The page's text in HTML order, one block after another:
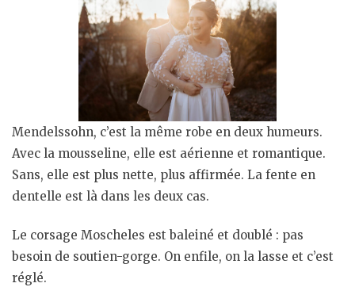
Mendelssohn, c’est la même robe en deux humeurs.
Avec la mousseline, elle est aérienne et romantique.
Sans, elle est plus nette, plus affirmée. La fente en
dentelle est là dans les deux cas.
Le corsage Moscheles est baleiné et doublé : pas
besoin de soutien-gorge. On enfile, on la lasse et c’est
réglé.